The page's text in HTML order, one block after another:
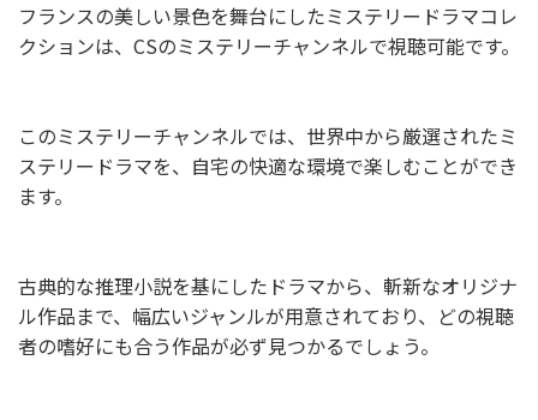
フランスの美しい景色を舞台にしたミステリードラマコレ
クションは、CSのミステリーチャンネルで視聴可能です。
このミステリーチャンネルでは、世界中から厳選されたミ
ステリードラマを、自宅の快適な環境で楽しむことができ
ます。
古典的な推理小説を基にしたドラマから、斬新なオリジナ
ル作品まで、幅広いジャンルが用意されており、どの視聴
者の嗜好にも合う作品が必ず見つかるでしょう。